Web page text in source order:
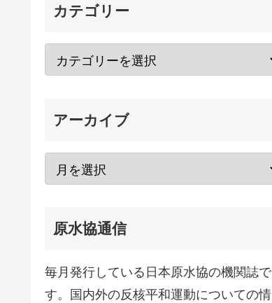
カテゴリー
アーカイブ
原水協通信
毎月発行している日本原水協の機関誌で
す。国内外の反核平和運動についての情